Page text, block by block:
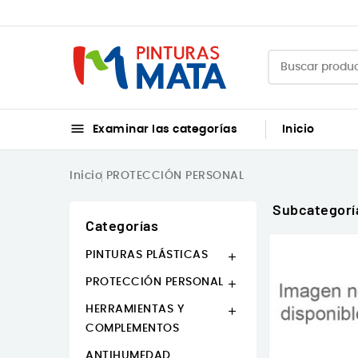
 Examinar las categorías Inicio
Inicio PROTECCIÓN PERSONAL
Categorías
PINTURAS PLÁSTICAS 
PROTECCIÓN PERSONAL 
HERRAMIENTAS Y
COMPLEMENTOS

ANTIHUMEDAD